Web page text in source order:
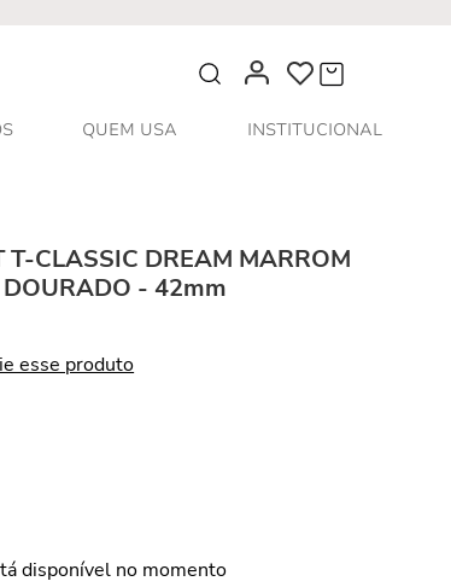
O que você procura?
QUEM USA
INSTITUCIONAL
T-CLASSIC DREAM MARROM
DOURADO - 42mm
esse produto
disponível no momento